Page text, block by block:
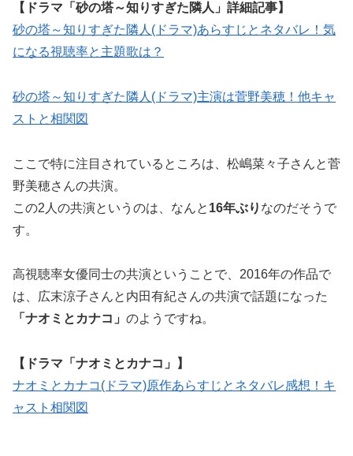
【ドラマ「砂の塔～知りすぎた隣人」詳細記事】
砂の塔～知りすぎた隣人(ドラマ)あらすじとネタバレ！気
になる視聴率と主題歌は？
砂の塔～知りすぎた隣人(ドラマ)主演は菅野美穂！他キャ
ストと相関図
ここで特に注目されているところは、 松嶋菜々子さんと菅
野美穂さんの共演。
この2人の共演というのは、なんと 16年ぶり なのだそうで
す。
高視聴率女優同士の共演ということで、2016年の作品で
は、広末涼子さんと内田有紀さんの共演で話題になった
「ナオミとカナコ」 のようですね。
【ドラマ「ナオミとカナコ」】
ナオミとカナコ(ドラマ)原作あらすじとネタバレ感想！キ
ャスト相関図